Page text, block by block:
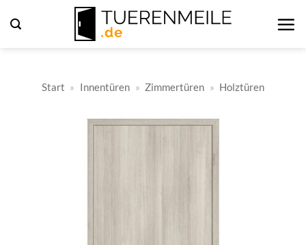
Inhalt
Start » Innentüren » Zimmertüren » Holztüren